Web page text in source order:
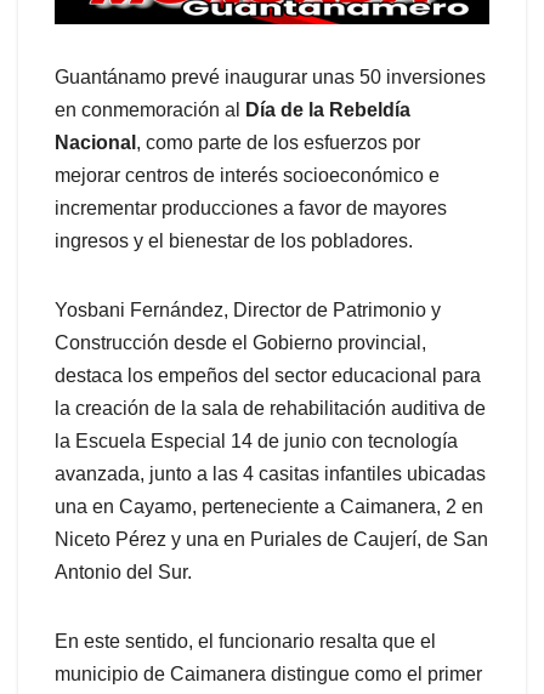
Guantánamo prevé inaugurar unas 50 inversiones
en conmemoración al
Día de la Rebeldía
Nacional , como parte de los esfuerzos por
mejorar centros de interés socioeconómico e
incrementar producciones a favor de mayores
ingresos y el bienestar de los pobladores.
Yosbani Fernández, Director de Patrimonio y
Construcción desde el Gobierno provincial,
destaca los empeños del sector educacional para
la creación de la sala de rehabilitación auditiva de
la Escuela Especial 14 de junio con tecnología
avanzada, junto a las 4 casitas infantiles ubicadas
una en Cayamo, perteneciente a Caimanera, 2 en
Niceto Pérez y una en Puriales de Caujerí, de San
Antonio del Sur.
En este sentido, el funcionario resalta que el
municipio de Caimanera distingue como el primer